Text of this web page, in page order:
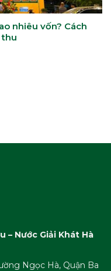
nhiêu vốn? Cách
thu
– Nước Giải Khát Hà
Ngọc Hà, Quận Ba